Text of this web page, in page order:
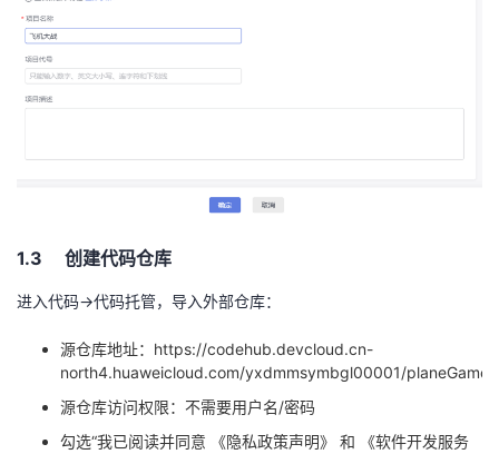
1.3 创建代码仓库
进入代码->代码托管，导入外部仓库：
源仓库地址： https://codehub.devcloud.cn-
north4.huaweicloud.com/yxdmmsymbgl00001/
源仓库访问权限：不需要用户名/密码
勾选“我已阅读并同意 《隐私政策声明》 和 《软件开发服务